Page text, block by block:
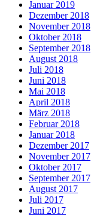
Januar 2019
Dezember 2018
November 2018
Oktober 2018
September 2018
August 2018
Juli 2018
Juni 2018
Mai 2018
April 2018
März 2018
Februar 2018
Januar 2018
Dezember 2017
November 2017
Oktober 2017
September 2017
August 2017
Juli 2017
Juni 2017